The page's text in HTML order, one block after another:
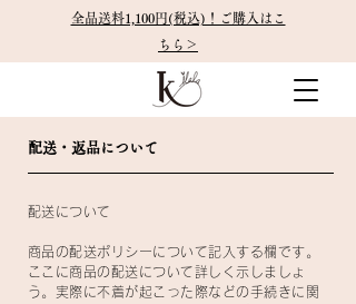
全品送料1,100円(税込)！ご購入はこ
ちら＞
​配送・返品について
配送について
商品の配送ポリシーについて記入する欄です。
ここに商品の配送について詳しく示しましょ
う。実際に不着が起こった際などの手続きに関